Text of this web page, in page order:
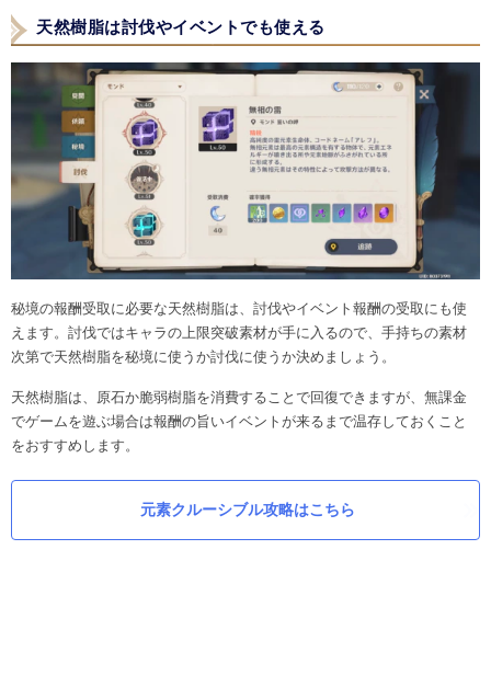
天然樹脂は討伐やイベントでも使える
秘境の報酬受取に必要な天然樹脂は、討伐やイベント報酬の受取にも使
えます。討伐ではキャラの上限突破素材が手に入るので、手持ちの素材
次第で天然樹脂を秘境に使うか討伐に使うか決めましょう。
天然樹脂は、原石か脆弱樹脂を消費することで回復できますが、無課金
でゲームを遊ぶ場合は報酬の旨いイベントが来るまで温存しておくこと
をおすすめします。
元素クルーシブル攻略はこちら